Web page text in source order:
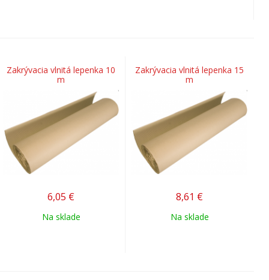
Zakrývacia vlnitá lepenka 10
m
6,05 €
Na sklade
Zakrývacia vlnitá lepenka 15
m
8,61 €
Na sklade